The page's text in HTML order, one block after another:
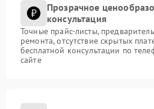
Прозрачное
консультация
Точные прайс-листы,
ремонта, отсутствие скрытых
бесплатной консультации по
сайте